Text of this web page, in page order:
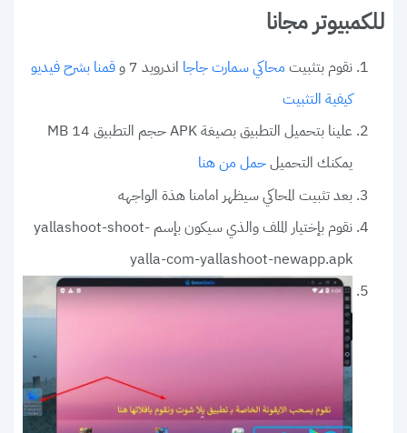
للكمبيوتر مجانا
نقوم بتثبيت محاكي سمارت جاجا اندرويد 7 و
قمنا بشرح فيديو
كيفية التثبيت
علينا بتحميل التطبيق بصيغة APK حجم التطبيق 14 MB
يمكنك التحميلحمل من هنا
بعد تثبيت المحاكي سيظهر امامنا هذة الواجهه
نقوم بإختيار الملف والذي سيكون بإسم yallashoot-shoot-
yalla-com-yallashoot-newapp.apk